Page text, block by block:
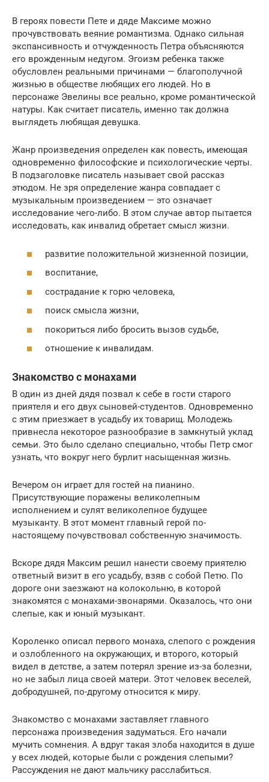
В героях повести Пете и дяде Максиме можно
прочувствовать веяние романтизма. Однако сильная
экспансивность и отчужденность Петра объясняются
его врожденным недугом. Эгоизм ребенка также
обусловлен реальными причинами — благополучной
жизнью в обществе любящих его людей. Но в
персонаже Эвелины все реально, кроме романтической
натуры. Как считает писатель, именно так должна
выглядеть любящая девушка.
Жанр произведения определен как повесть, имеющая
одновременно философские и психологические черты.
В подзаголовке писатель называет свой рассказ
этюдом. Не зря определение жанра совпадает с
музыкальным произведением — это означает
исследование чего-либо. В этом случае автор пытается
исследовать, как инвалид обретает смысл жизни.
развитие положительной жизненной позиции,
воспитание,
сострадание к горю человека,
поиск смысла жизни,
покориться либо бросить вызов судьбе,
отношение к инвалидам.
Знакомство с монахами
В один из дней дядя позвал к себе в гости старого
приятеля и его двух сыновей-студентов. Одновременно
с этим приезжает в усадьбу их товарищ. Молодежь
привнесла некоторое разнообразие в замкнутый уклад
семьи. Это было сделано специально, чтобы Петр смог
узнать, что вокруг него бурлит насыщенная жизнь.
Вечером он играет для гостей на пианино.
Присутствующие поражены великолепным
исполнением и сулят великолепное будущее
музыканту. В этот момент главный герой по-
настоящему почувствовал собственную значимость.
Вскоре дядя Максим решил нанести своему приятелю
ответный визит в его усадьбу, взяв с собой Петю. По
дороге они заезжают на колокольню, в которой
знакомятся с монахами-звонарями. Оказалось, что они
слепые, как и юный музыкант.
Короленко описал первого монаха, слепого с рождения
и озлобленного на окружающих, и второго, который
видел в детстве, а затем потерял зрение из-за болезни,
но не забыл лица своей матери. Этот человек веселей,
добродушней, по-другому относится к миру.
Знакомство с монахами заставляет главного
персонажа произведения задуматься. Его начали
мучить сомнения. А вдруг такая злоба находится в душе
у всех людей, которые были с рождения слепыми?
Рассуждения не дают мальчику расслабиться.